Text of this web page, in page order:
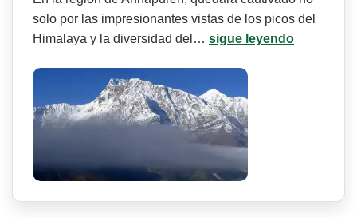
solo por las impresionantes vistas de los picos del
Himalaya y la diversidad del… sigue leyendo